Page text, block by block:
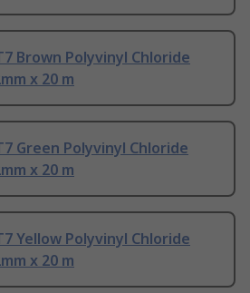
Brown Polyvinyl Chloride
x 20 m
Green Polyvinyl Chloride
x 20 m
Yellow Polyvinyl Chloride
x 20 m